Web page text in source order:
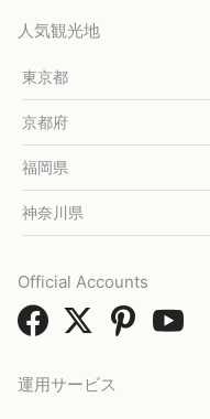
人気観光地
東京都
京都府
福岡県
神奈川県
運用サービス
Official Accounts